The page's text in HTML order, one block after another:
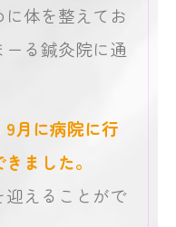
体を整えてお
る鍼灸院に通
月に病院に行
ました。
迎えることがで